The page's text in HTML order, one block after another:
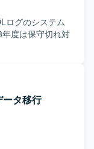
ログのシステム
度は保守切れ対
ータ移行